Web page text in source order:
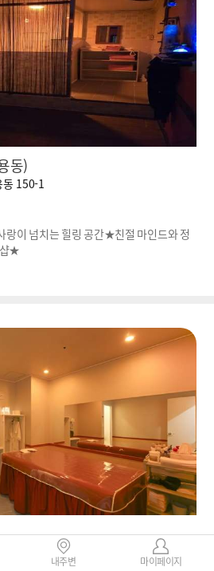
동)
동 150-1
랑이 넘치는 힐링 공간★친절 마인드와 정
샵★
해운동 5-51
내주변 마이페이지